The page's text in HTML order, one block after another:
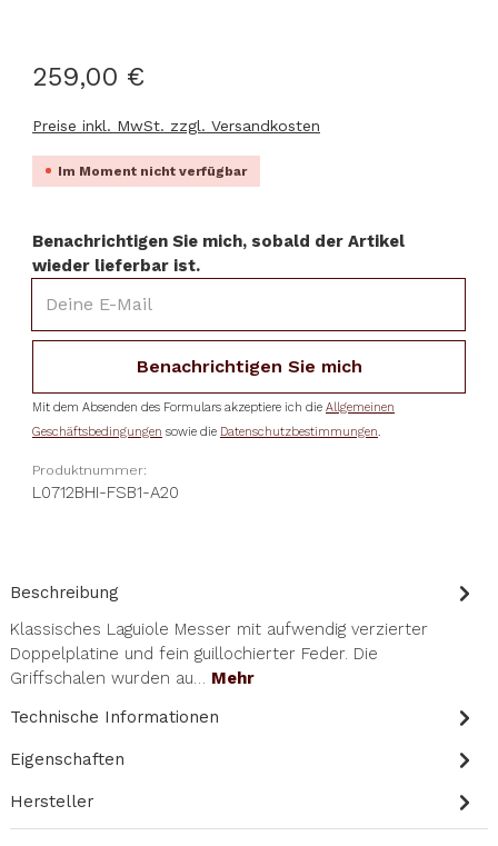
259,00 €
Preise inkl. MwSt. zzgl. Versandkosten
Im Moment nicht verfügbar
Benachrichtigen Sie mich, sobald der Artikel
wieder lieferbar ist.
Benachrichtigen Sie mich
Mit dem Absenden des Formulars akzeptiere ich die Allgemeinen
Geschäftsbedingungen sowie die Datenschutzbestimmungen.
Produktnummer:
L0712BHI-FSB1-A20
Beschreibung
Klassisches Laguiole Messer mit aufwendig verzierter
Doppelplatine und fein guillochierter Feder. Die
Griffschalen wurden au… Mehr
Technische Informationen
Eigenschaften
Hersteller